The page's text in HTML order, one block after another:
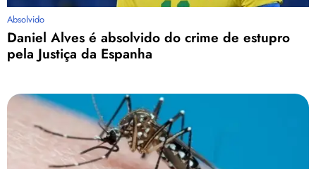
Absolvido
Daniel Alves é absolvido do crime de estupro
pela Justiça da Espanha